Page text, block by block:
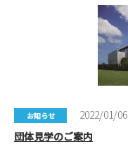
お知らせ
2022/01/06
団体見学のご案内